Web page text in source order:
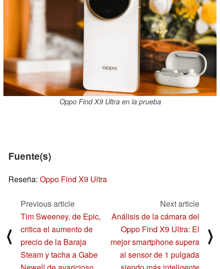
Oppo Find X9 Ultra en la prueba
Fuente(s)
Reseña: Oppo Find X9 Ultra
⟨
Previous article
Tim Sweeney, de Epic,
critica el aumento de
precio de la Baraja
Steam y tacha a Gabe
Next article
Análisis de la cámara del
Oppo Find X9 Ultra: El
mejor smartphone supera
al sensor de 1 pulgada
⟩